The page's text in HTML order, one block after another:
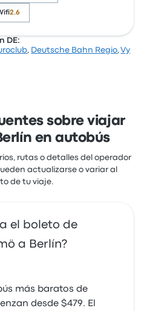
comienzan en $1,284
2.6
la empresa recibió una
$680
DE:
, Deutsche Bahn Regio,Vy
sobre viajar
en autobús
rutas o detalles del operador
actualizarse o variar al
de tu viaje.
el boleto de
a Berlín?
más baratos de
desde $479. El